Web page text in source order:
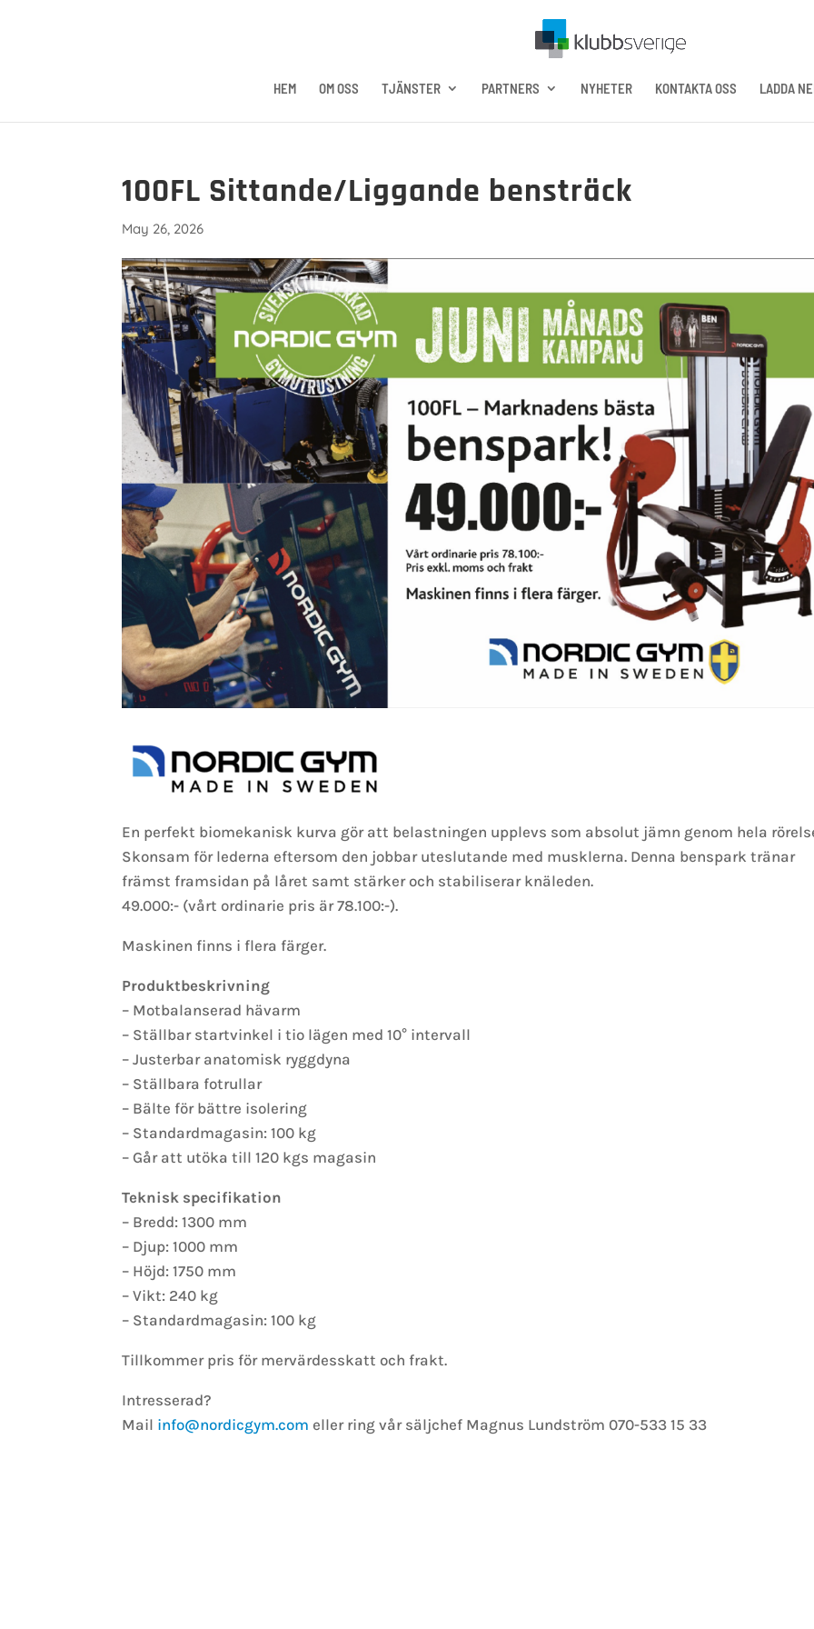
HEM OM OSS TJÄNSTER PARTNERS NYHETER KONTAKTA OSS LADDA
100FL Sittande/Liggande bensträck
May 26, 2026
En perfekt biomekanisk kurva gör att belastningen upplevs som absolut jämn genom hela
Skonsam för lederna eftersom den jobbar uteslutande med musklerna. Denna benspark tränar
främst framsidan på låret samt stärker och stabiliserar knäleden.
49.000:- (vårt ordinarie pris är 78.100:-).
Maskinen finns i flera färger.
Produktbeskrivning
– Motbalanserad hävarm
– Ställbar startvinkel i tio lägen med 10° intervall
– Justerbar anatomisk ryggdyna
– Ställbara fotrullar
– Bälte för bättre isolering
– Standardmagasin: 100 kg
– Går att utöka till 120 kgs magasin
Teknisk specifikation
– Bredd: 1300 mm
– Djup: 1000 mm
– Höjd: 1750 mm
– Vikt: 240 kg
– Standardmagasin: 100 kg
Tillkommer pris för mervärdesskatt och frakt.
Intresserad?
Mail info@nordicgym.com eller ring vår säljchef Magnus Lundström 070-533 15 33